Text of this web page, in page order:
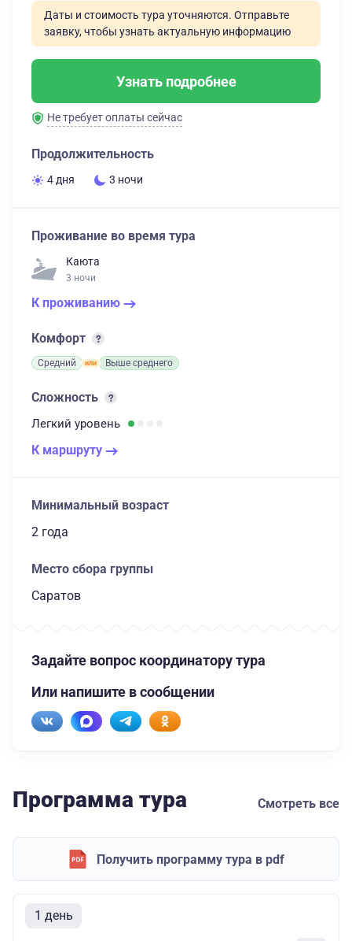
Даты и стоимость тура уточняются. Отправьте
заявку, чтобы узнать актуальную информацию
Узнать подробнее
Не требует оплаты сейчас
Продолжительность
4 дня 3 ночи
Проживание во время тура
Каюта
3 ночи
К проживанию
Комфорт
Средний Выше среднего
Сложность
Легкий уровень
К маршруту
Минимальный возраст
2 года
Место сбора группы
Саратов
Задайте вопрос координатору тура
Или напишите в сообщении
Программа тура Смотреть все
Получить программу тура в pdf
1 день